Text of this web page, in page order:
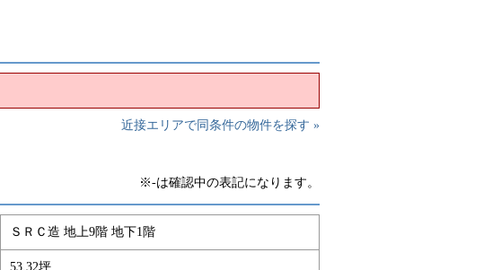
近接エリアで同条件の物件を探す »
※-は確認中の表記になります。
ＳＲＣ造 地上9階 地下1階
53.32坪